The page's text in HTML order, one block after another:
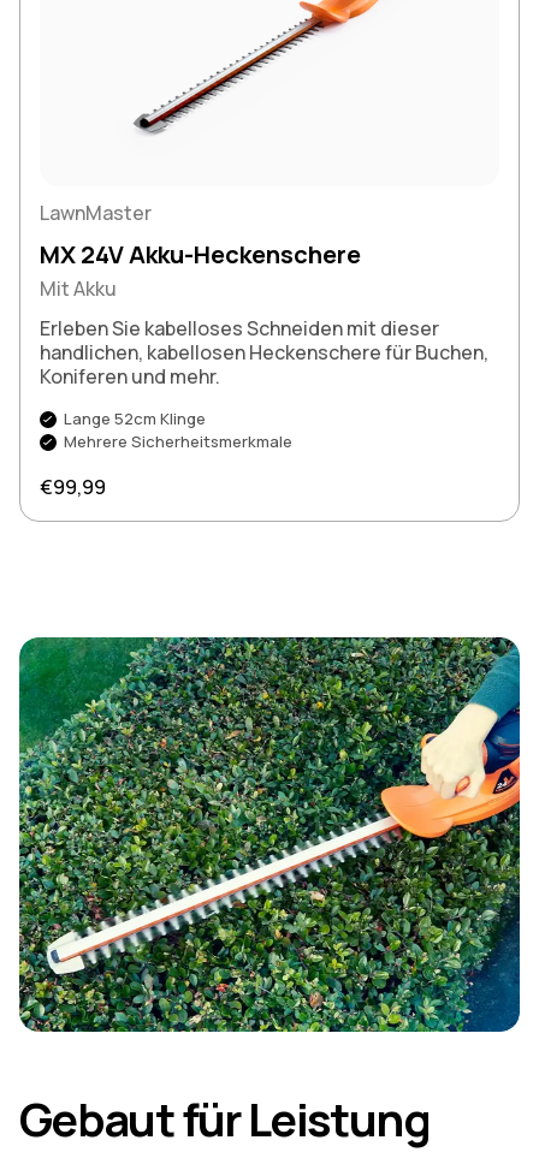
LawnMaster
MX 24V Akku-Heckenschere
Mit Akku
Erleben Sie kabelloses Schneiden mit dieser
handlichen, kabellosen Heckenschere für Buchen,
Koniferen und mehr.
Lange 52cm Klinge
Mehrere Sicherheitsmerkmale
Regulärer Preis
€99,99
Gebaut für Leistung